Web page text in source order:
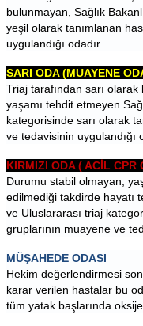
bulunmayan, Sağlık
yeşil olarak tanımlanan
uygulandığı odadır.
SARI ODA (MUAYENE
Triaj tarafından sarı
yaşamı tehdit etmeyen
kategorisinde sarı olarak
ve tedavisinin uygulandığı
KIRMIZI ODA ( ACİL CPR
Durumu stabil olmayan,
edilmediği takdirde hayatı
ve Uluslararası triaj
gruplarının muayene ve
MÜŞAHEDE ODASI
Hekim değerlendirmesi
karar verilen hastalar bu
tüm yatak başlarında